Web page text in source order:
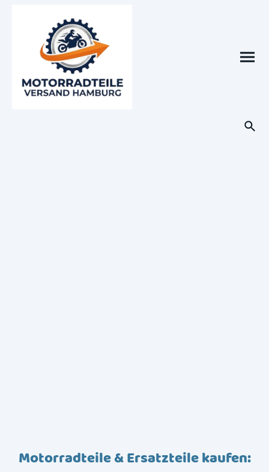
Motorradteile & Ersatzteile kaufen: